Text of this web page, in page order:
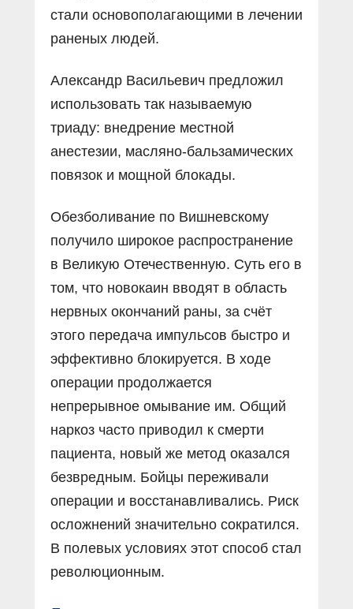
стали основополагающими в лечении
раненых людей.
Александр Васильевич предложил
использовать так называемую
триаду: внедрение местной
анестезии, масляно-бальзамических
повязок и мощной блокады.
Обезболивание по Вишневскому
получило широкое распространение
в Великую Отечественную. Суть его в
том, что новокаин вводят в область
нервных окончаний раны, за счёт
этого передача импульсов быстро и
эффективно блокируется. В ходе
операции продолжается
непрерывное омывание им. Общий
наркоз часто приводил к смерти
пациента, новый же метод оказался
безвредным. Бойцы переживали
операции и восстанавливались. Риск
осложнений значительно сократился.
В полевых условиях этот способ стал
революционным.